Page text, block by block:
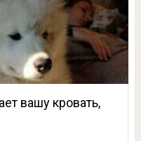
вашу кровать,